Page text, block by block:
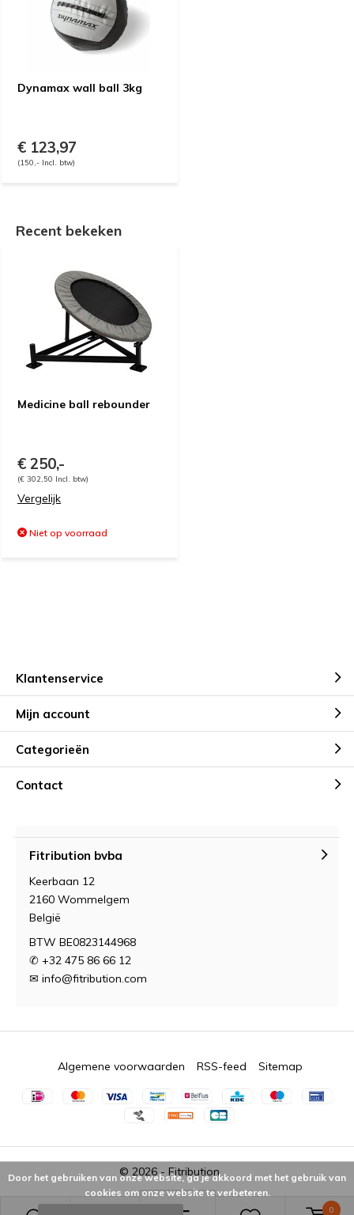
0
Dynamax wall ball 3kg
€ 123,97
(150,- Incl. btw)
Recent bekeken
Medicine ball rebounder
€ 250,-
(€ 302,50 Incl. btw)
Vergelijk
Niet op voorraad
Klantenservice
Mijn account
Categorieën
Contact
Fitribution bvba
Keerbaan 12
2160 Wommelgem
België
BTW BE0823144968
✆ +32 475 86 66 12
✉ info@fitribution.com
© 2026 - Fitribution
Algemene voorwaarden RSS-feed Sitemap
Door het gebruiken van onze website, ga je akkoord met het gebruik van
cookies om onze website te verbeteren.